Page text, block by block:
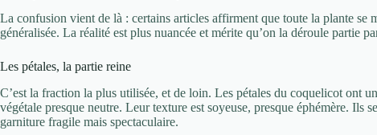
La confusion vient de là : certains articles affirment que toute la plante se
généralisée. La réalité est plus nuancée et mérite qu’on la déroule partie
Les pétales, la partie reine
C’est la fraction la plus utilisée, et de loin. Les pétales du coquelicot ont
végétale presque neutre. Leur texture est soyeuse, presque éphémère. Ils
garniture fragile mais spectaculaire.